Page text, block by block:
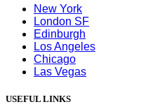
New York
London SF
Edinburgh
Los Angeles
Chicago
Las Vegas
USEFUL LINKS